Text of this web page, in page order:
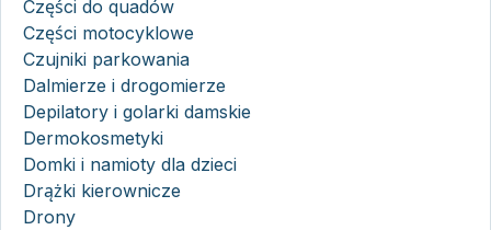
Części do quadów
Części motocyklowe
Czujniki parkowania
Dalmierze i drogomierze
Depilatory i golarki damskie
Dermokosmetyki
Domki i namioty dla dzieci
Drążki kierownicze
Drony